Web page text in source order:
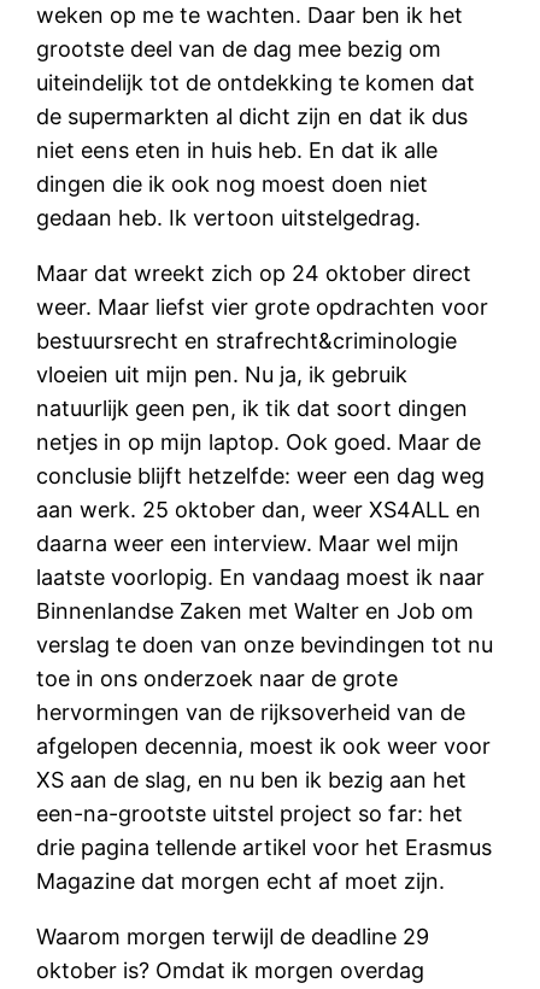
weken op me te wachten. Daar ben ik het
grootste deel van de dag mee bezig om
uiteindelijk tot de ontdekking te komen dat
de supermarkten al dicht zijn en dat ik dus
niet eens eten in huis heb. En dat ik alle
dingen die ik ook nog moest doen niet
gedaan heb. Ik vertoon uitstelgedrag.
Maar dat wreekt zich op 24 oktober direct
weer. Maar liefst vier grote opdrachten voor
bestuursrecht en strafrecht&criminologie
vloeien uit mijn pen. Nu ja, ik gebruik
natuurlijk geen pen, ik tik dat soort dingen
netjes in op mijn laptop. Ook goed. Maar de
conclusie blijft hetzelfde: weer een dag weg
aan werk. 25 oktober dan, weer XS4ALL en
daarna weer een interview. Maar wel mijn
laatste voorlopig. En vandaag moest ik naar
Binnenlandse Zaken met Walter en Job om
verslag te doen van onze bevindingen tot nu
toe in ons onderzoek naar de grote
hervormingen van de rijksoverheid van de
afgelopen decennia, moest ik ook weer voor
XS aan de slag, en nu ben ik bezig aan het
een-na-grootste uitstel project so far: het
drie pagina tellende artikel voor het Erasmus
Magazine dat morgen echt af moet zijn.
Waarom morgen terwijl de deadline 29
oktober is? Omdat ik morgen overdag